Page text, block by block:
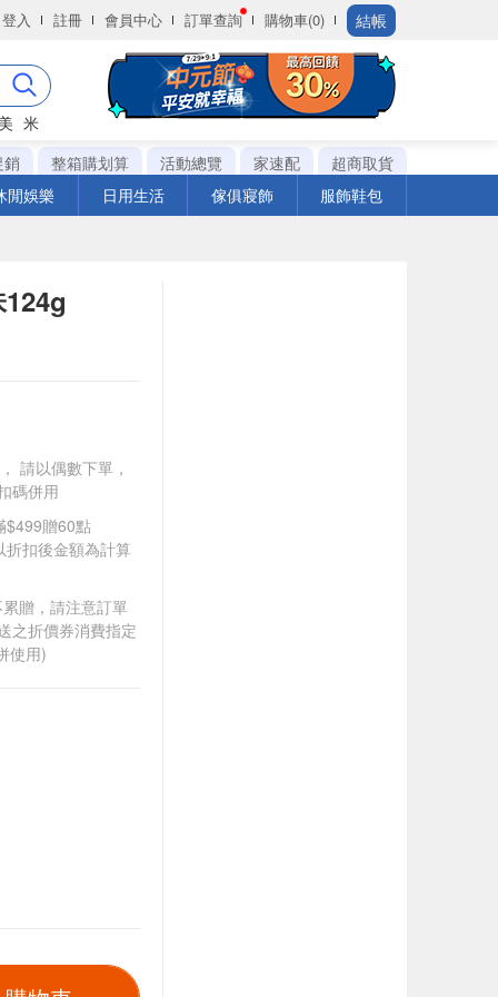
登入 註冊 會員中心 訂單查詢 購物車(0) 結帳
米
銷
整箱購划算 活動總覽 家速配
超商取貨
閒娛樂
日用生活 傢俱寢飾 服飾鞋包
請以偶數下單，
碼併用
$499贈60點
扣後金額為計算
贈，請注意訂單
之折價券消費指定
使用)